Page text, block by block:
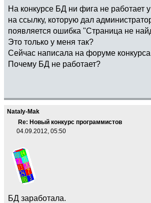
На конкурсе БД ни фига не работает
на ссылку, которую дал
появляется ошибка "Страница не
Это только у меня так?
Сейчас написала на форуме конкурса
Почему БД не работает?
Nataly-Mak
Re: Новый конкурс программистов
04.09.2012, 05:50
БД заработала.